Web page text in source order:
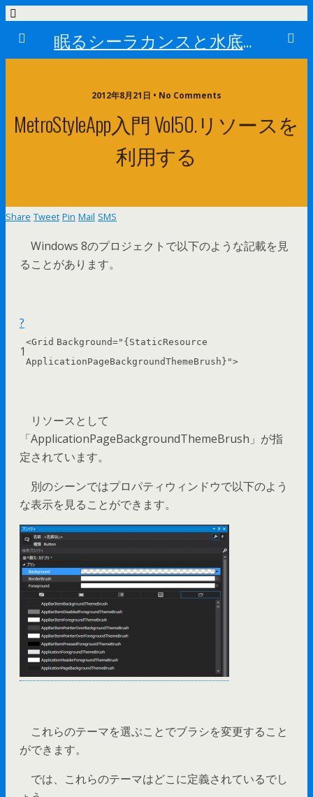
眠るシーラカンスと水底のプログラマー
2012年8月21日 • No Comments
MetroStyleApp入門 Vol50.リソースを
利用する
Share Tweet Pin Mail SMS
Windows 8のプロジェクトで以下のような記載を見
ることがあります。
?
1
<Grid Background="{StaticResource
ApplicationPageBackgroundThemeBrush}">
リソースとして
「ApplicationPageBackgroundThemeBrush」が指
定されています。
別のシーンではプロパティウィンドウで以下のよう
な表示を見ることができます。
これらのテーマを選ぶことでブラシを変更すること
ができます。
では、これらのテーマはどこに定義されているでし